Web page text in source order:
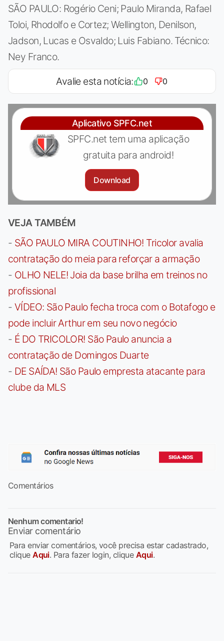
SÃO PAULO: Rogério Ceni; Paulo Miranda, Rafael
Toloi, Rhodolfo e Cortez; Wellington, Denilson,
Jadson, Lucas e Osvaldo; Luis Fabiano. Técnico:
Ney Franco.
Avalie esta notícia: 0 0
Aplicativo SPFC.net
SPFC.net tem uma aplicação
gratuita para android!
Download
VEJA TAMBÉM
- SÃO PAULO MIRA COUTINHO! Tricolor avalia
contratação do meia para reforçar a armação
- OLHO NELE! Joia da base brilha em treinos no
profissional
- VÍDEO: São Paulo fecha troca com o Botafogo e
pode incluir Arthur em seu novo negócio
- É DO TRICOLOR! São Paulo anuncia a
contratação de Domingos Duarte
- DE SAÍDA! São Paulo empresta atacante para
clube da MLS
Comentários
Nenhum comentario!
Enviar comentário
Para enviar comentários, você precisa estar cadastrado,
cliqueAqui. Para fazer login, clique Aqui.